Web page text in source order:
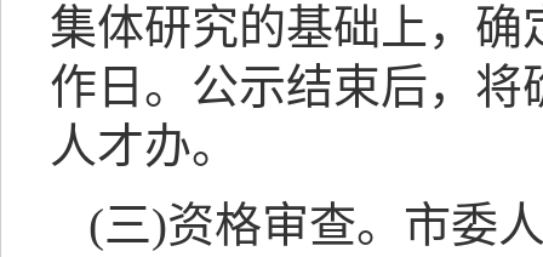
集体研究的基础上，
作日。公示结束后，
人才办。
(三)资格审查。市委